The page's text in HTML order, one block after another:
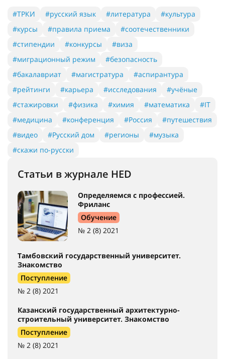
#ТРКИ #русский язык #литература
#культура
#курсы
#правила приема
#соотечественники
#стипендии
#конкурсы
#виза
#миграционный режим
#безопасность
#бакалавриат
#магистратура
#аспирантура
#рейтинги
#карьера #исследования
#учёные
#стажировки
#физика #химия #математика
#IT
#медицина
#конференция #Россия
#путешествия
#видео
#Русский дом #регионы
#музыка
#скажи по-русски
Статьи в журнале HED
Определяемся с профессией.
Фриланс
Обучение
№ 2 (8) 2021
Тамбовский государственный университет.
Знакомство
Поступление
№ 2 (8) 2021
Казанский государственный архитектурно-
строительный университет. Знакомство
Поступление
№ 2 (8) 2021